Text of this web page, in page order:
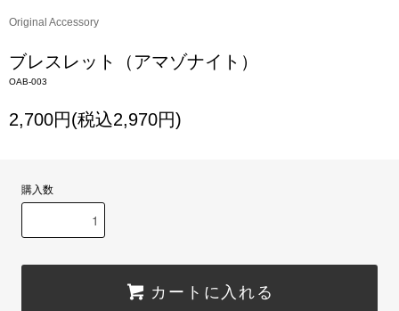
Original Accessory
ブレスレット（アマゾナイト）
OAB-003
2,700円(税込2,970円)
購入数
カートに入れる